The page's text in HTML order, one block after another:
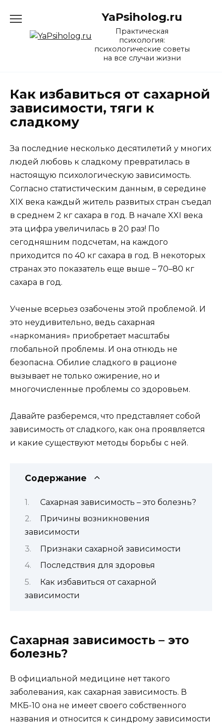
содержанию
YaPsiholog.ru
Практическая
психология:
психологические советы
на все случаи жизни
Как избавиться от сахарной
зависимости, тяги к
сладкому
За последние несколько десятилетий у многих
людей любовь к сладкому превратилась в
настоящую психологическую зависимость.
Согласно статистическим данным, в середине
XIX века каждый житель развитых стран съедал
в среднем 2 кг сахара в год. В начале XXI века
эта цифра увеличилась в 20 раз! По
сегодняшним подсчетам, на каждого
приходится по 40 кг сахара в год. В некоторых
странах это показатель еще выше – 70–80 кг
сахара в год.
Ученые всерьез озабочены этой проблемой. И
это неудивительно, ведь сахарная
«наркомания» приобретает масштабы
глобальной проблемы. И она отнюдь не
безопасна. Обилие сладкого в рационе
вызывает не только ожирение, но и
многочисленные проблемы со здоровьем.
Давайте разберемся, что представляет собой
зависимость от сладкого, как она проявляется
и какие существуют методы борьбы с ней.
Содержание
Сахарная зависимость – это болезнь?
Причины возникновения
зависимости
Признаки сахарной зависимости
Последствия для здоровья
Как избавиться от сахарной
зависимости
Сахарная зависимость – это
болезнь?
В официальной медицине нет такого
заболевания, как сахарная зависимость. В
МКБ-10 она не имеет своего собственного
названия и относится к синдрому зависимости